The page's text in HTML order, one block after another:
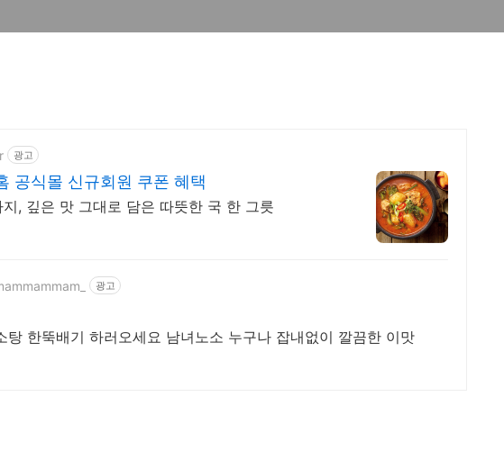
광고
공식몰 신규회원 쿠폰 혜택
, 깊은 맛 그대로 담은 따뜻한 국 한 그릇
광고
탕 한뚝배기 하러오세요 남녀노소 누구나 잡내없이 깔끔한 이맛